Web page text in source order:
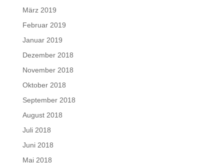
März 2019
Februar 2019
Januar 2019
Dezember 2018
November 2018
Oktober 2018
September 2018
August 2018
Juli 2018
Juni 2018
Mai 2018